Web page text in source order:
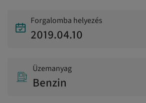
Forgalomba helyezés
2019.04.10
Üzemanyag
Benzin